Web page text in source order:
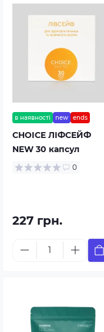
в наявності new ends
CHOICE ЛІФСЕЙФ
NEW 30 капсул
0
227 грн.